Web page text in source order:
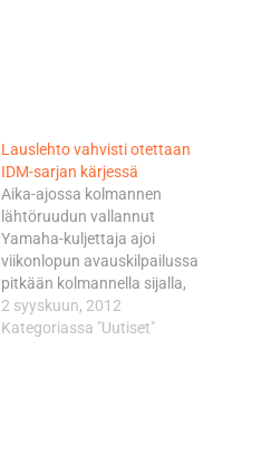
Lauslehto vahvisti otettaan
IDM-sarjan kärjessä
Aika-ajossa kolmannen
lähtöruudun vallannut
Yamaha-kuljettaja ajoi
viikonlopun avauskilpailussa
pitkään kolmannella sijalla,
kunnes kisan lopulla onnistui
saavuttamaan
2 syyskuun, 2012
Kategoriassa "Uutiset"